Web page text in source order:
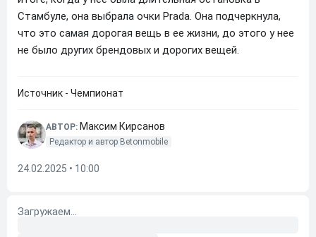
Стамбуле, она выбрала очки Prada. Она подчеркнула,
что это самая дорогая вещь в ее жизни, до этого у нее
не было других брендовых и дорогих вещей.
Источник - Чемпионат
АВТОР: Максим Кирсанов
Редактор и автор Betonmobile
24.02.2025 • 10:00